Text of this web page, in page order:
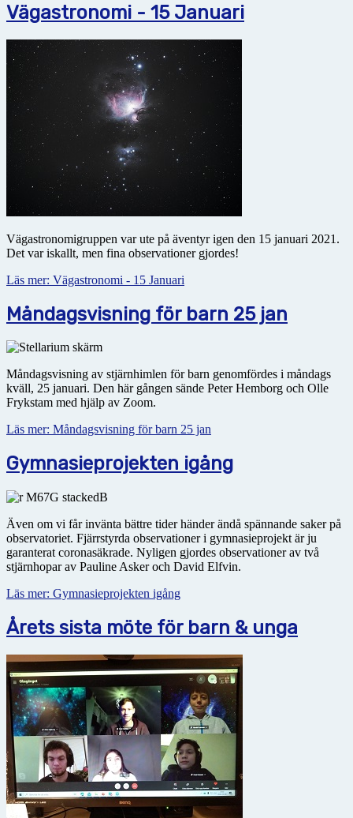
Vägastronomi - 15 Januari
Vägastronomigruppen var ute på äventyr igen den 15 januari 2021.
Det var iskallt, men fina observationer gjordes!
Läs mer: Vägastronomi - 15 Januari
Måndagsvisning för barn 25 jan
Måndagsvisning av stjärnhimlen för barn genomfördes i måndags
kväll, 25 januari. Den här gången sände Peter Hemborg och Olle
Frykstam med hjälp av Zoom.
Läs mer: Måndagsvisning för barn 25 jan
Gymnasieprojekten igång
Även om vi får invänta bättre tider händer ändå spännande saker på
observatoriet. Fjärrstyrda observationer i gymnasieprojekt är ju
garanterat coronasäkrade. Nyligen gjordes observationer av två
stjärnhopar av Pauline Asker och David Elfvin.
Läs mer: Gymnasieprojekten igång
Årets sista möte för barn & unga